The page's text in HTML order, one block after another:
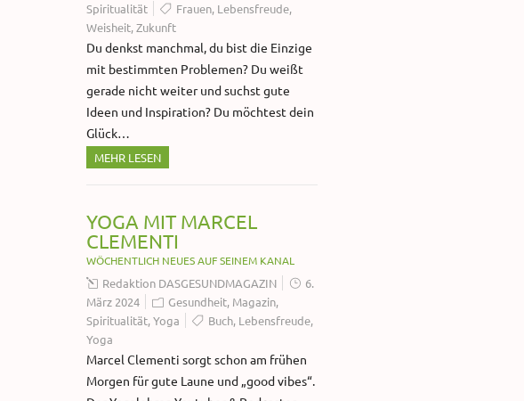
Spiritualität
Frauen, Lebensfreude,
Weisheit,Zukunft
Du denkst manchmal, du bist die Einzige
mit bestimmten Problemen? Du weißt
gerade nicht weiter und suchst gute
Ideen und Inspiration? Du möchtest dein
Glück…
MEHR LESEN
YOGA MIT MARCEL
CLEMENTI
WÖCHENTLICH NEUES AUF SEINEM KANAL
Redaktion DASGESUNDMAGAZIN
6.
März 2024
Gesundheit, Magazin,
Spiritualität,Yoga Buch, Lebensfreude,
Yoga
Marcel Clementi sorgt schon am frühen
Morgen für gute Laune und „good vibes“.